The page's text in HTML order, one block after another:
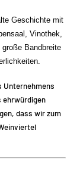
Geschichte mit
Vinothek,
Bandbreite
Unternehmens
ehrwürdigen
dass wir zum